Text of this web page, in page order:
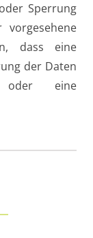
Sperrung
dass eine
der Daten
oder eine